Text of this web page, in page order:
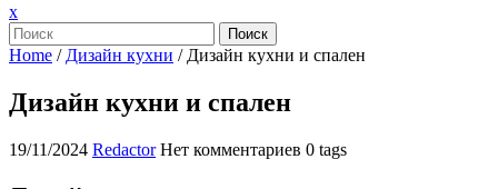
xЗакрыть
меню
Поиск
Home / Дизайн кухни / Дизайн кухни и спален
Дизайн кухни и спален
19/11/2024 Redactor Нет комментариев 0 tags